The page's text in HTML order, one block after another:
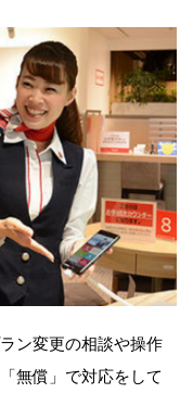
ン変更の相談や操作
無償」で対応をして